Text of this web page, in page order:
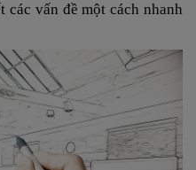
vấn đề một cách nhanh